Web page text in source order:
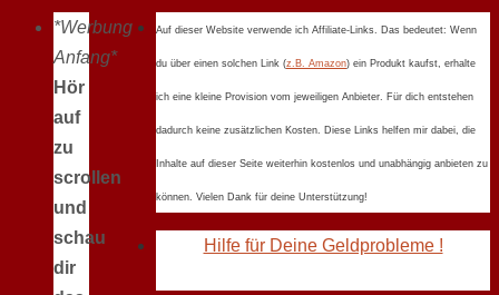
*Werbung
Anfang*
Hör
auf
zu
scrollen
und
schau
dir
Auf dieser Website verwende ich Affiliate-Links. Das bedeutet: Wenn
du über einen solchen Link (z.B. Amazon) ein Produkt kaufst, erhalte
ich eine kleine Provision vom jeweiligen Anbieter. Für dich entstehen
dadurch keine zusätzlichen Kosten. Diese Links helfen mir dabei, die
Inhalte auf dieser Seite weiterhin kostenlos und unabhängig anbieten zu
können. Vielen Dank für deine Unterstützung!
Hilfe für Deine Geldprobleme !